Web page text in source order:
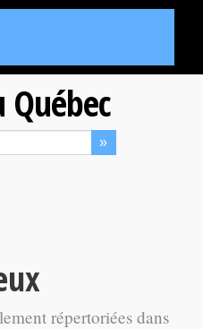
Québec
répertoriées dans